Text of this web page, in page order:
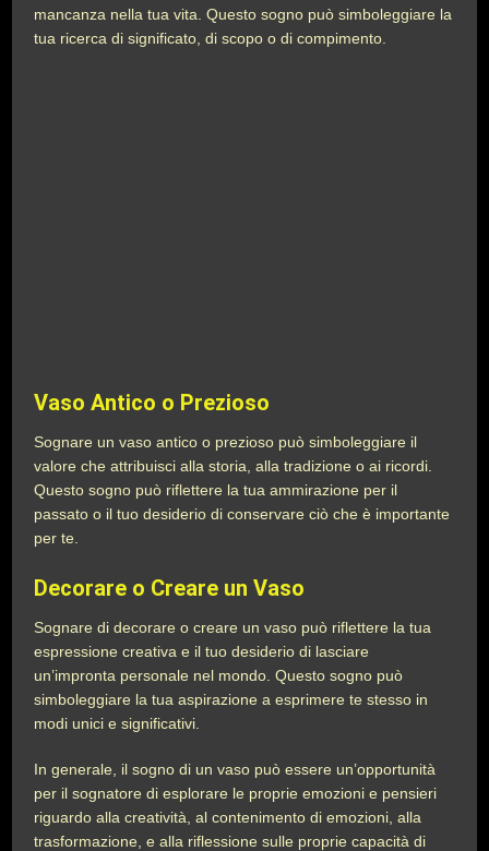
mancanza nella tua vita. Questo sogno può simboleggiare la
tua ricerca di significato, di scopo o di compimento.
Vaso Antico o Prezioso
Sognare un vaso antico o prezioso può simboleggiare il
valore che attribuisci alla storia, alla tradizione o ai ricordi.
Questo sogno può riflettere la tua ammirazione per il
passato o il tuo desiderio di conservare ciò che è importante
per te.
Decorare o Creare un Vaso
Sognare di decorare o creare un vaso può riflettere la tua
espressione creativa e il tuo desiderio di lasciare
un’impronta personale nel mondo. Questo sogno può
simboleggiare la tua aspirazione a esprimere te stesso in
modi unici e significativi.
In generale, il sogno di un vaso può essere un’opportunità
per il sognatore di esplorare le proprie emozioni e pensieri
riguardo alla creatività, al contenimento di emozioni, alla
trasformazione, e alla riflessione sulle proprie capacità di